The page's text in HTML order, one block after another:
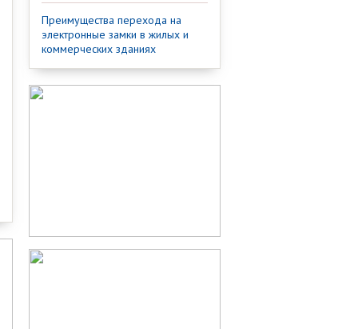
Преимущества перехода на
электронные замки в жилых и
коммерческих зданиях